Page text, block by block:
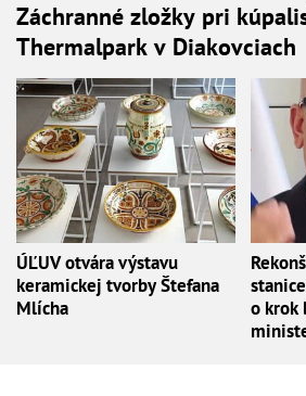
Záchranné zložky pri
Thermalpark v Diakovciach
ÚĽUV otvára výstavu
keramickej tvorby Štefana
Mlícha
o krok